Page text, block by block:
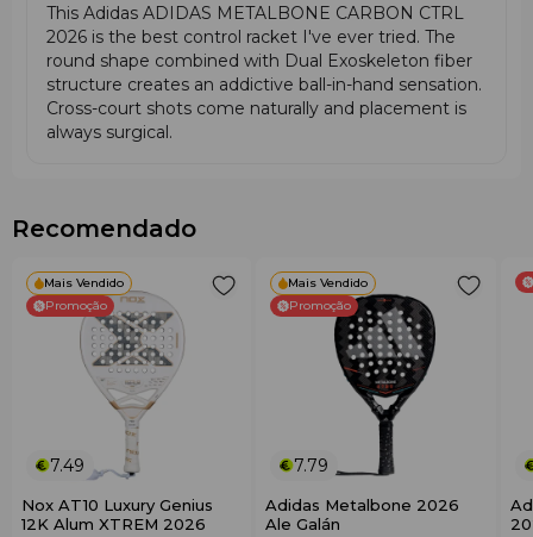
This Adidas ADIDAS METALBONE CARBON CTRL
2026 is the best control racket I've ever tried. The
round shape combined with Dual Exoskeleton fiber
structure creates an addictive ball-in-hand sensation.
Cross-court shots come naturally and placement is
always surgical.
Recomendado
Mais Vendido
Promoção
7.49
Nox AT10 Luxury Genius
12K Alum XTREM 2026
Mais Vendido
Promoção
7.79
Adidas Metalbone 2026
Ale Galán